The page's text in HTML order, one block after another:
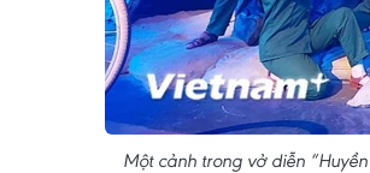
Một cảnh trong vở diễn